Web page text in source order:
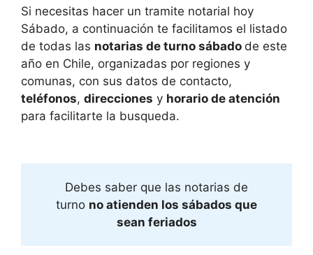
Si necesitas hacer un tramite notarial hoy
Sábado, a continuación te facilitamos el listado
de todas las notarias de turno sábado de este
año en Chile, organizadas por regiones y
comunas, con sus datos de contacto,
teléfonos, direcciones y horario de atención
para facilitarte la busqueda.
Debes saber que las notarias de
turno no atienden los sábados que
sean feriados